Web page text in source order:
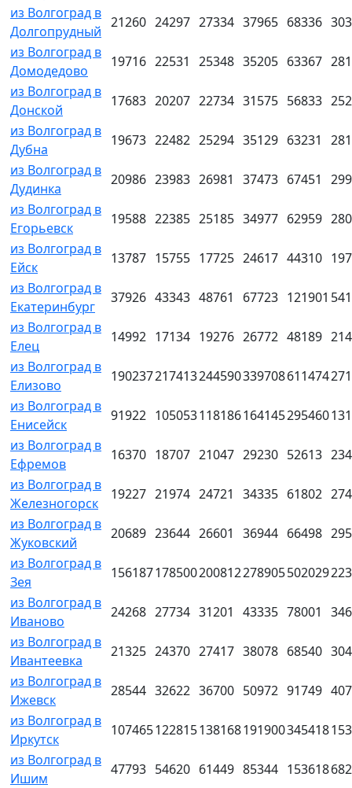
из Волгоград в
Долгопрудный
21260 24297 27334 37965 68336
из Волгоград в
Домодедово
19716 22531 25348 35205 63367
из Волгоград в
Донской
17683 20207 22734 31575 56833
из Волгоград в
Дубна
19673 22482 25294 35129 63231
из Волгоград в
Дудинка
20986 23983 26981 37473 67451
из Волгоград в
Егорьевск
19588 22385 25185 34977 62959
из Волгоград в
Ейск
13787 15755 17725 24617 44310
из Волгоград в
Екатеринбург
37926 43343 48761 67723 121901
из Волгоград в
Елец
14992 17134 19276 26772 48189
из Волгоград в
Елизово
190237217413244590339708611474
из Волгоград в
Енисейск
91922 105053118186164145295460
из Волгоград в
Ефремов
16370 18707 21047 29230 52613
из Волгоград в
Железногорск
19227 21974 24721 34335 61802
из Волгоград в
Жуковский
20689 23644 26601 36944 66498
из Волгоград в
Зея
156187178500200812278905502029
из Волгоград в
Иваново
24268 27734 31201 43335 78001
из Волгоград в
Ивантеевка
21325 24370 27417 38078 68540
из Волгоград в
Ижевск
28544 32622 36700 50972 91749
из Волгоград в
Иркутск
107465122815138168191900345418
из Волгоград в
Ишим
47793 54620 61449 85344 153618